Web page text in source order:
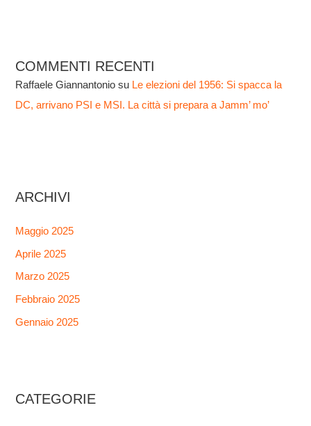
COMMENTI RECENTI
Raffaele Giannantonio su Le elezioni del 1956: Si spacca la
DC, arrivano PSI e MSI. La città si prepara a Jamm’ mo’
ARCHIVI
Maggio 2025
Aprile 2025
Marzo 2025
Febbraio 2025
Gennaio 2025
CATEGORIE